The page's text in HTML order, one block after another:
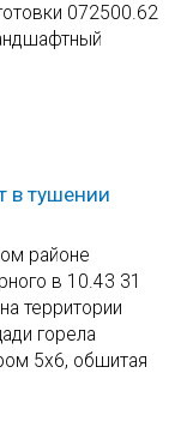
072500.62
в тушении
районе
в 10.43 31
территории
горела
5х6, обшитая